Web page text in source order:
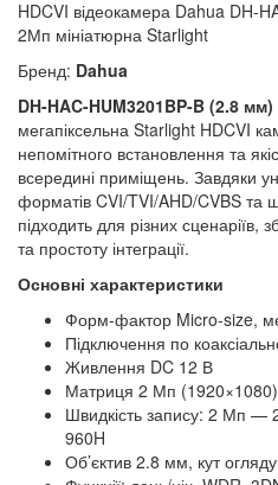
HDCVI відеокамера Dahua DH-
2Мп мініатюрна Starlight
Бренд: Dahua
DH-HAC-HUM3201BP-B (2.8 мм)
мегапіксельна Starlight HDCVI
непомітного встановлення та
всередині приміщень. Завдяки
форматів CVI/TVI/AHD/CVBS та
підходить для різних сценаріїв,
та простоту інтеграції.
Основні характеристики
Форм-фактор Micro-size,
Підключення по
Живлення DC 12 В
Матриця 2 Мп (1920×1080)
Швидкість запису: 2 Мп
960H
Об’єктив 2.8 мм, кут